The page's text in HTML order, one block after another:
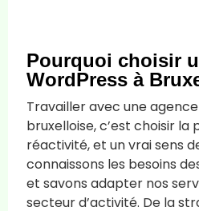
Pourquoi choisir
WordPress à
Travailler avec une
bruxelloise, c’est choisir la
réactivité, et un vrai sens
connaissons les besoins
et savons adapter nos
secteur d’activité. De la